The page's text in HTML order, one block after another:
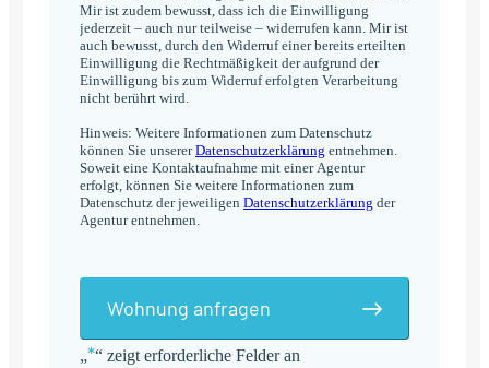
„*“ zeigt erforderliche Felder an
Mir ist zudem bewusst, dass ich die Einwilligung
jederzeit – auch nur teilweise – widerrufen kann. Mir ist
auch bewusst, durch den Widerruf einer bereits erteilten
Einwilligung die Rechtmäßigkeit der aufgrund der
Einwilligung bis zum Widerruf erfolgten Verarbeitung
nicht berührt wird.
Hinweis: Weitere Informationen zum Datenschutz
können Sie unsererDatenschutzerklärung entnehmen.
Soweit eine Kontaktaufnahme mit einer Agentur
erfolgt, können Sie weitere Informationen zum
Datenschutz der jeweiligen Datenschutzerklärung der
Agentur entnehmen.
Wohnung anfragen